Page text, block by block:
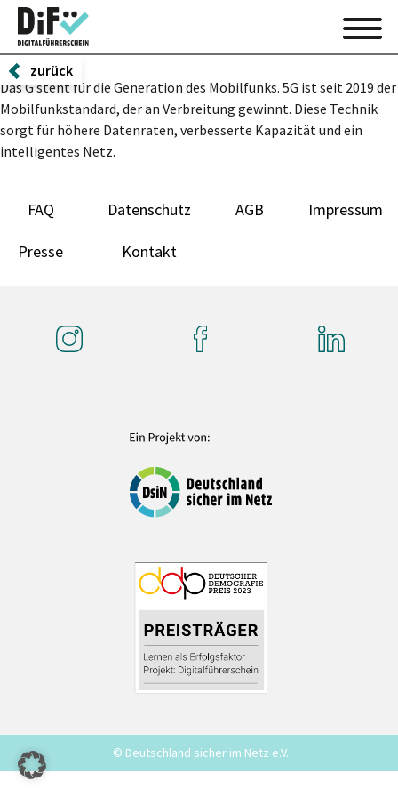
zurück
Das G steht für die Generation des Mobilfunks. 5G ist seit 2019 der
Mobilfunkstandard, der an Verbreitung gewinnt. Diese Technik
sorgt für höhere Datenraten, verbesserte Kapazität und ein
intelligentes Netz.
FAQ Datenschutz AGB Impressum
Presse Kontakt
© Deutschland sicher im Netz e.V.